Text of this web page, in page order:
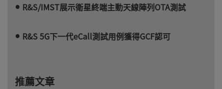
R&S/IMST展示衛星終端主動天線陣列OTA測試
R&S 5G下一代eCall測試用例獲得GCF認可
推薦文章